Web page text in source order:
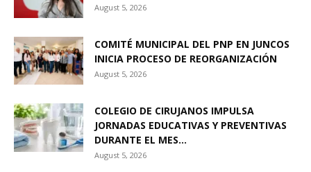
August 5, 2026
COMITÉ MUNICIPAL DEL PNP EN JUNCOS
INICIA PROCESO DE REORGANIZACIÓN
August 5, 2026
COLEGIO DE CIRUJANOS IMPULSA
JORNADAS EDUCATIVAS Y PREVENTIVAS
DURANTE EL MES...
August 5, 2026